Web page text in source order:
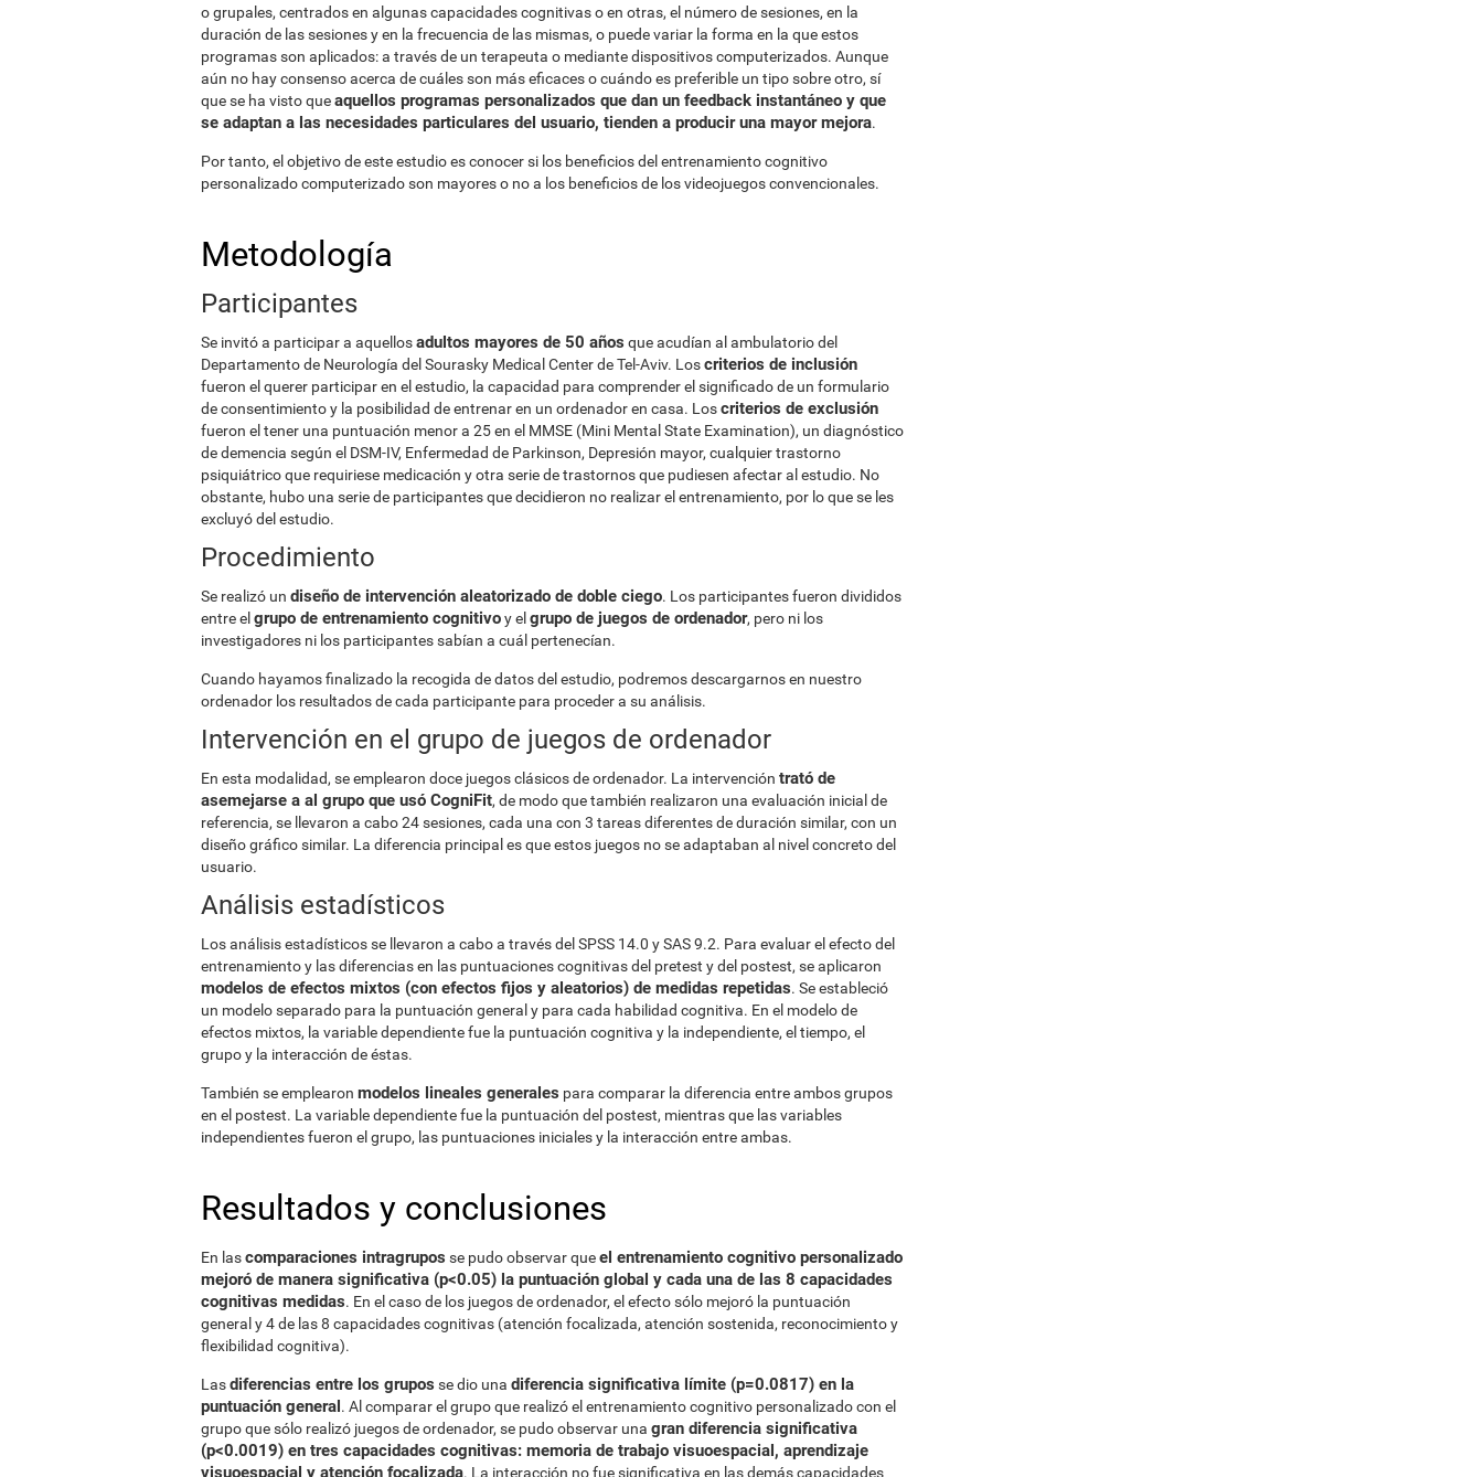
o grupales, centrados en algunas capacidades cognitivas o en otras, el número de sesiones, en la
duración de las sesiones y en la frecuencia de las mismas, o puede variar la forma en la que estos
programas son aplicados: a través de un terapeuta o mediante dispositivos computerizados. Aunque
aún no hay consenso acerca de cuáles son más eficaces o cuándo es preferible un tipo sobre otro, sí
que se ha visto queaquellos programas personalizados que dan un feedback instantáneo y que
se adaptan a las necesidades particulares del usuario, tienden a producir una mayor mejora.
Por tanto, el objetivo de este estudio es conocer si los beneficios del entrenamiento cognitivo
personalizado computerizado son mayores o no a los beneficios de los videojuegos convencionales.
Metodología
Participantes
Se invitó a participar a aquellosadultos mayores de 50 años que acudían al ambulatorio del
Departamento de Neurología del Sourasky Medical Center de Tel-Aviv. Loscriterios de inclusión
fueron el querer participar en el estudio, la capacidad para comprender el significado de un formulario
de consentimiento y la posibilidad de entrenar en un ordenador en casa. Loscriterios de exclusión
fueron el tener una puntuación menor a 25 en el MMSE (Mini Mental State Examination), un diagnóstico
de demencia según el DSM-IV, Enfermedad de Parkinson, Depresión mayor, cualquier trastorno
psiquiátrico que requiriese medicación y otra serie de trastornos que pudiesen afectar al estudio. No
obstante, hubo una serie de participantes que decidieron no realizar el entrenamiento, por lo que se les
excluyó del estudio.
Procedimiento
Se realizó un diseño de intervención aleatorizado de doble ciego. Los participantes fueron divididos
entre el grupo de entrenamiento cognitivoy el grupo de juegos de ordenador, pero ni los
investigadores ni los participantes sabían a cuál pertenecían.
Cuando hayamos finalizado la recogida de datos del estudio, podremos descargarnos en nuestro
ordenador los resultados de cada participante para proceder a su análisis.
Intervención en el grupo de juegos de ordenador
En esta modalidad, se emplearon doce juegos clásicos de ordenador. La intervención trató de
asemejarse a al grupo que usó CogniFit, de modo que también realizaron una evaluación inicial de
referencia, se llevaron a cabo 24 sesiones, cada una con 3 tareas diferentes de duración similar, con un
diseño gráfico similar. La diferencia principal es que estos juegos no se adaptaban al nivel concreto del
usuario.
Análisis estadísticos
Los análisis estadísticos se llevaron a cabo a través del SPSS 14.0 y SAS 9.2. Para evaluar el efecto del
entrenamiento y las diferencias en las puntuaciones cognitivas del pretest y del postest, se aplicaron
modelos de efectos mixtos (con efectos fijos y aleatorios) de medidas repetidas. Se estableció
un modelo separado para la puntuación general y para cada habilidad cognitiva. En el modelo de
efectos mixtos, la variable dependiente fue la puntuación cognitiva y la independiente, el tiempo, el
grupo y la interacción de éstas.
También se emplearon modelos lineales generales para comparar la diferencia entre ambos grupos
en el postest. La variable dependiente fue la puntuación del postest, mientras que las variables
independientes fueron el grupo, las puntuaciones iniciales y la interacción entre ambas.
Resultados y conclusiones
En lascomparaciones intragrupos se pudo observar queel entrenamiento cognitivo personalizado
mejoró de manera significativa (p<0.05) la puntuación global y cada una de las 8 capacidades
cognitivas medidas. En el caso de los juegos de ordenador, el efecto sólo mejoró la puntuación
general y 4 de las 8 capacidades cognitivas (atención focalizada, atención sostenida, reconocimiento y
flexibilidad cognitiva).
Lasdiferencias entre los grupos se dio una diferencia significativa límite (p=0.0817) en la
puntuación general. Al comparar el grupo que realizó el entrenamiento cognitivo personalizado con el
grupo que sólo realizó juegos de ordenador, se pudo observar una gran diferencia significativa
(p<0.0019) en tres capacidades cognitivas: memoria de trabajo visuoespacial, aprendizaje
visuoespacial y atención focalizada. La interacción no fue significativa en las demás capacidades